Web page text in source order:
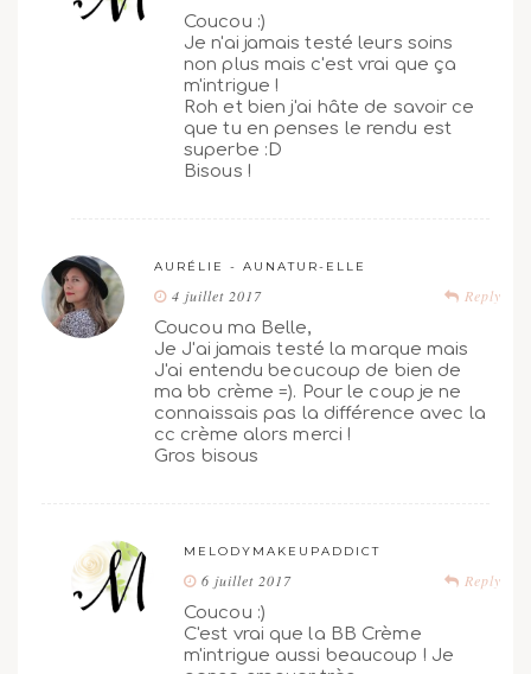
Coucou :)
Je n'ai jamais testé leurs soins
non plus mais c'est vrai que ça
m'intrigue !
Roh et bien j'ai hâte de savoir ce
que tu en penses le rendu est
superbe :D
Bisous !
AURÉLIE - AUNATUR-ELLE
Reply
4 juillet 2017
Coucou ma Belle,
Je J'ai jamais testé la marque mais
J'ai entendu beaucoup de bien de
ma bb crème =). Pour le coup je ne
connaissais pas la différence avec la
cc crème alors merci !
Gros bisous
MELODYMAKEUPADDICT
Reply
6 juillet 2017
Coucou :)
C'est vrai que la BB Crème
m'intrigue aussi beaucoup ! Je